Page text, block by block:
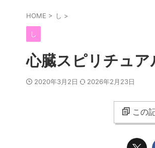
HOME > し >
し
心臓スピリチュ
2020年3月2日 2026年2月23日
この